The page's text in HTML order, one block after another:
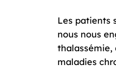
Les patients
nous nous
thalassémie,
maladies